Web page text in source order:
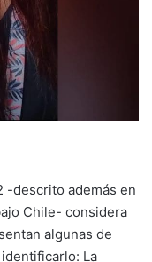
-descrito además en
Chile- considera
algunas de
La